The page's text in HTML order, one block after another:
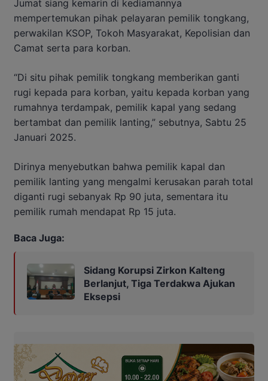
Jumat siang kemarin di kediamannya
mempertemukan pihak pelayaran pemilik tongkang,
perwakilan KSOP, Tokoh Masyarakat, Kepolisian dan
Camat serta para korban.
“Di situ pihak pemilik tongkang memberikan ganti
rugi kepada para korban, yaitu kepada korban yang
rumahnya terdampak, pemilik kapal yang sedang
bertambat dan pemilik lanting,” sebutnya, Sabtu 25
Januari 2025.
Dirinya menyebutkan bahwa pemilik kapal dan
pemilik lanting yang mengalmi kerusakan parah total
diganti rugi sebanyak Rp 90 juta, sementara itu
pemilik rumah mendapat Rp 15 juta.
Baca Juga:
Sidang Korupsi Zirkon Kalteng
Berlanjut, Tiga Terdakwa Ajukan
Eksepsi